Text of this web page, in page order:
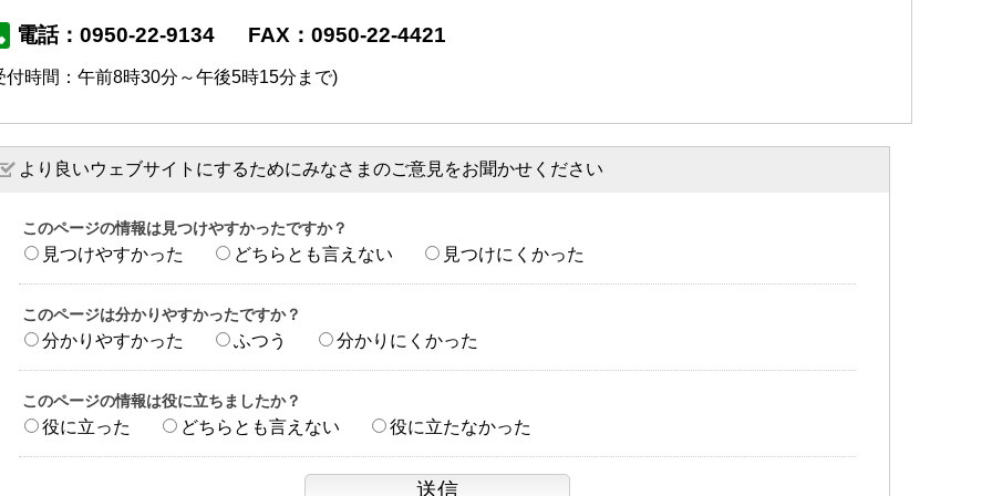
電話：0950-22-9134 FAX：0950-22-4421
付時間：午前8時30分～午後5時15分まで)
より良いウェブサイトにするためにみなさまのご意見をお聞かせください
このページの情報は見つけやすかったですか？
見つけやすかった どちらとも言えない 見つけにくかった
このページは分かりやすかったですか？
分かりやすかった ふつう 分かりにくかった
このページの情報は役に立ちましたか？
役に立った どちらとも言えない 役に立たなかった